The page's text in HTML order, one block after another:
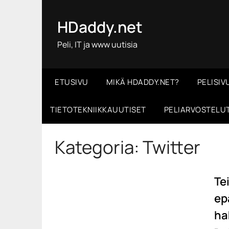
HDaddy.net
Peli, IT ja www uutisia
ETUSIVU MIKÄ HDADDY.NET?
TIETOTEKNIIKKAUUTISET
Kategoria: Twitter